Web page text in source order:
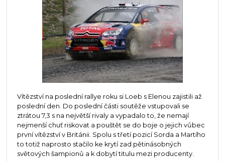
Vítězství na poslední rallye roku si Loeb s Elenou zajistili až
poslední den. Do poslední části soutěže vstupovali se
ztrátou 7,3 s na největší rivaly a vypadalo to, že nemají
nejmenší chuť riskovat a pouštět se do boje o jejich vůbec
první vítězství v Británii. Spolu s třetí pozicí Sorda a Martího
to totiž naprosto stačilo ke krytí zad pětinásobných
světových šampionů a k dobytí titulu mezi producenty.